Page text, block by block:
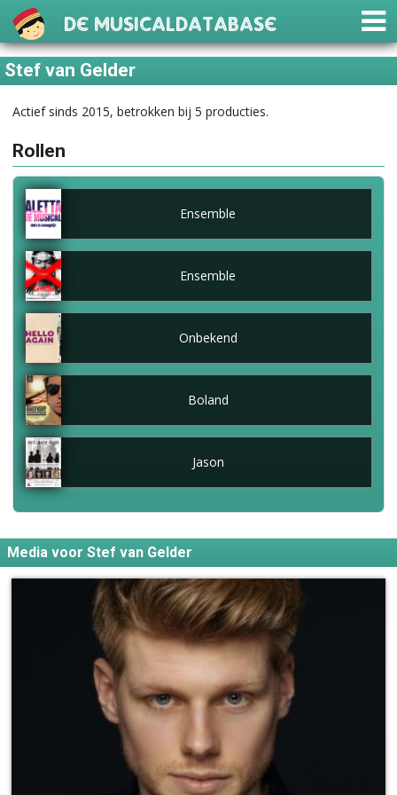
De Musicaldatabase
Stef van Gelder
Actief sinds 2015, betrokken bij 5 producties.
Rollen
Ensemble
Ensemble
Onbekend
Boland
Jason
Media voor Stef van Gelder